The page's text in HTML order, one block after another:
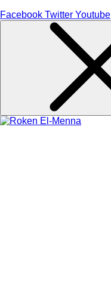
Facebook Twitter Youtube